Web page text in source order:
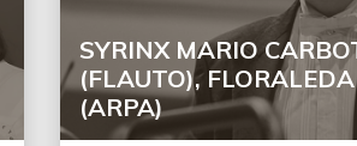
SYRINX MARIO
(FLAUTO),
(ARPA)